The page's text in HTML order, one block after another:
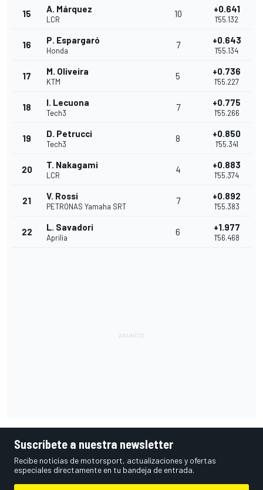
15 A. Márquez
LCR
10 +0.641
1'55.132
16 P. Espargaró
Honda
7 +0.643
1'55.134
17 M. Oliveira
KTM
5 +0.736
1'55.227
18 I. Lecuona
Tech3
7 +0.775
1'55.266
19 D. Petrucci
Tech3
8 +0.850
1'55.341
20 T. Nakagami
LCR
4 +0.883
1'55.374
21 V. Rossi
PETRONAS Yamaha SRT
7 +0.892
1'55.383
22 L. Savadori
Aprilia
6 +1.977
1'56.468
Suscríbete a nuestra newsletter
Recibe noticias de motorsport, actualizaciones y ofertas
especiales directamente en tu bandeja de entrada.